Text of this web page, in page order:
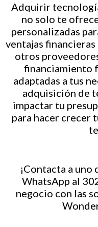
Adquirir
no solo te
personalizadas
ventajas
otros
financiamiento
adaptadas a tus
adquisición de
impactar tu
para hacer crecer
¡Contacta a uno
WhatsApp al
negocio con las